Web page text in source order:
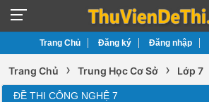
Trang Chủ Đăng ký Đăng nhập
Trang Chủ › Trung Học Cơ Sở › Lớp 7
ĐỀ THI CÔNG NGHỆ 7